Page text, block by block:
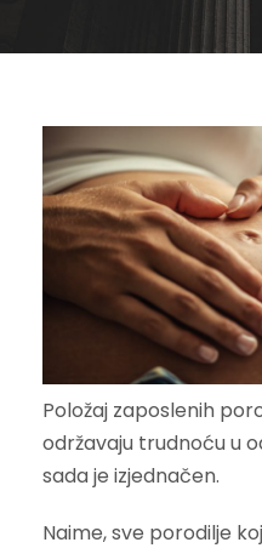
Položaj zaposlenih
održavaju trudnoću u
sada je izjednačen.
Naime, sve porodilje